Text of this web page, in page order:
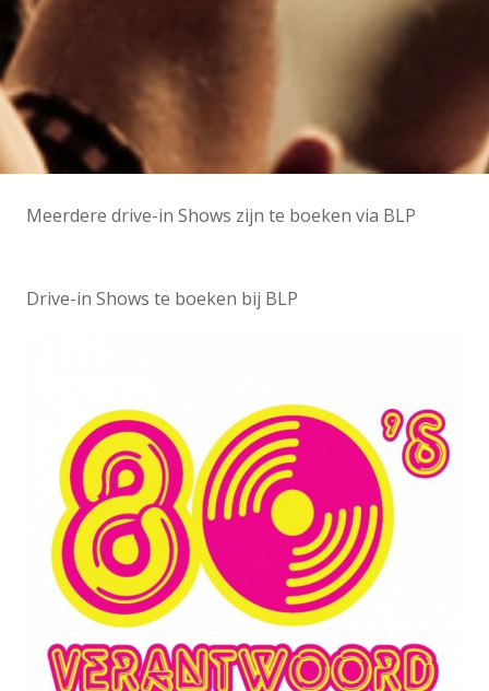
Meerdere drive-in Shows zijn te boeken via BLP
Drive-in Shows te boeken bij BLP